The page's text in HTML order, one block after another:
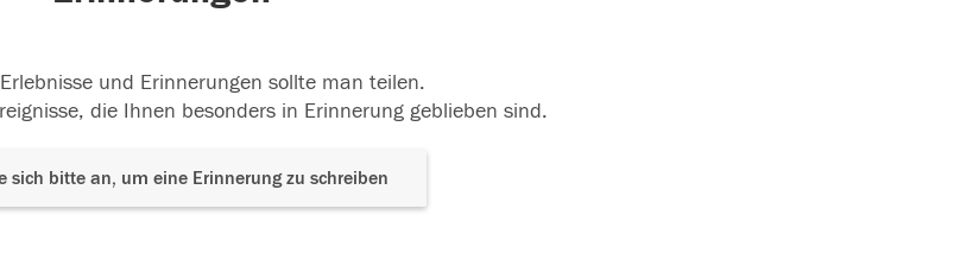
und Erinnerungen sollte man teilen.
die Ihnen besonders in Erinnerung geblieben sind.
sich bitte an, um eine Erinnerung zu schreiben